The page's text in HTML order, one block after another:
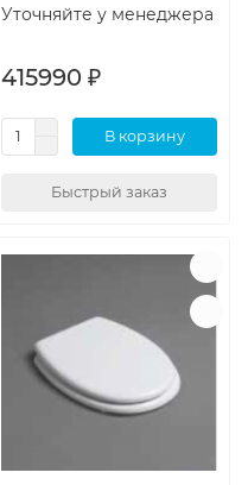
Уточняйте у менеджера
415990 ₽
В корзину
Быстрый заказ